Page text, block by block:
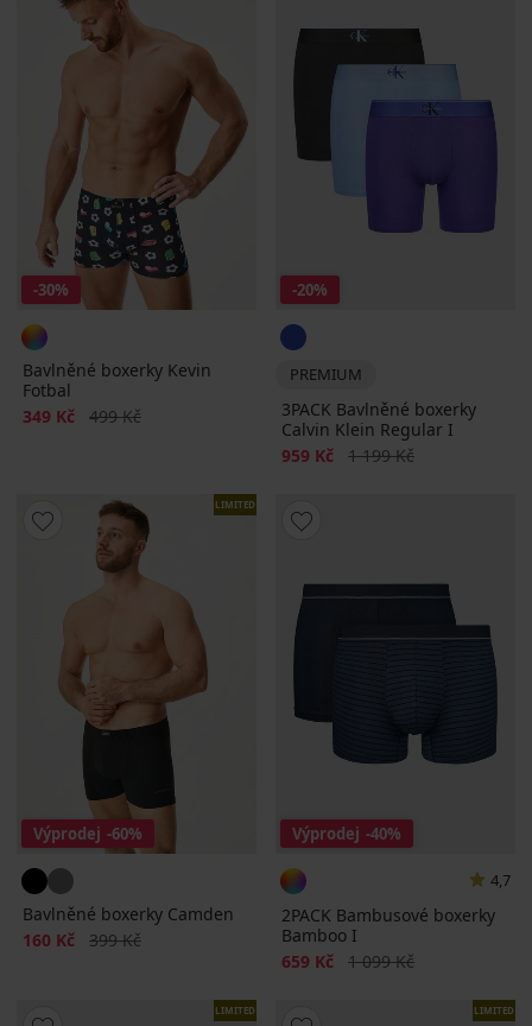
-30%
Bavlněné boxerky Kevin
Fotbal
Sleva
349 Kč Původní cena
499 Kč
-20%
PREMIUM
3PACK Bavlněné boxerky
Calvin Klein Regular I
Sleva
959 Kč Původní cena
1 199 Kč
LIMITED
Výprodej -60%
Bavlněné boxerky Camden
Sleva
160 Kč Původní cena
399 Kč
Výprodej -40%
4,7
2PACK Bambusové boxerky
Bamboo I
Sleva
659 Kč Původní cena
1 099 Kč
LIMITED LIMITED